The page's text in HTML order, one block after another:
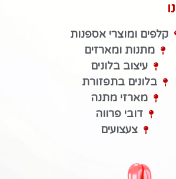
קלפים ומוצרי אספנות
מתנות ומארזים
עיצוב בלונים
בלונים בתפזורת
מארזי מתנה
דובי פרווה
צעצועים